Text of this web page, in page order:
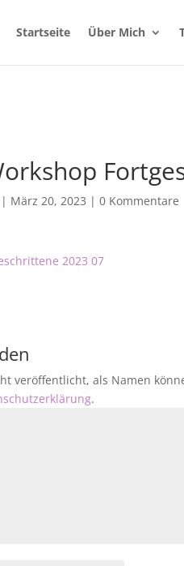
Startseite Über Mich
| März 20, 2023 | 0 Kommentare
2023 07
veröffentlicht, als Namen
.